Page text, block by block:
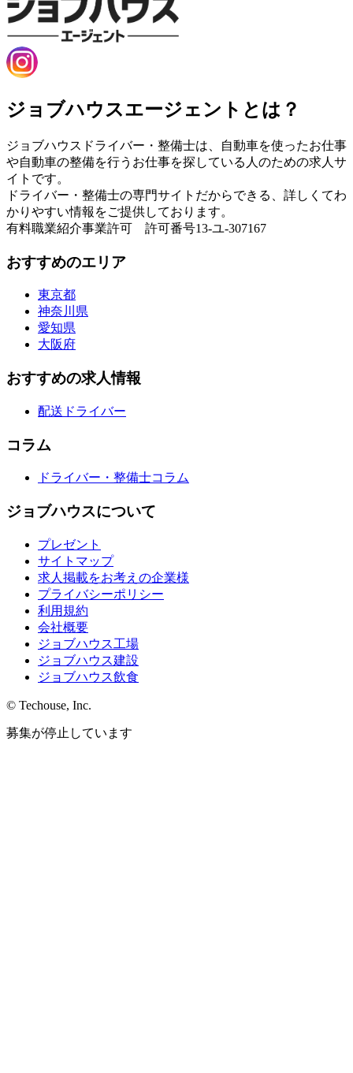
ジョブハウスエージェントとは？
ジョブハウスドライバー・整備士は、自動車を使ったお仕事
や自動車の整備を行うお仕事を探している人のための求人サ
イトです。
ドライバー・整備士の専門サイトだからできる、詳しくてわ
かりやすい情報をご提供しております。
有料職業紹介事業許可 許可番号13-ユ-307167
おすすめのエリア
東京都
神奈川県
愛知県
大阪府
おすすめの求人情報
配送ドライバー
コラム
ドライバー・整備士コラム
ジョブハウスについて
プレゼント
サイトマップ
求人掲載をお考えの企業様
プライバシーポリシー
利用規約
会社概要
ジョブハウス工場
ジョブハウス建設
ジョブハウス飲食
© Techouse, Inc.
募集が停止しています